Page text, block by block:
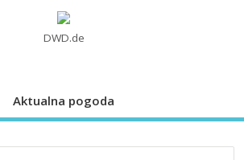
DWD.de
Aktualna pogoda